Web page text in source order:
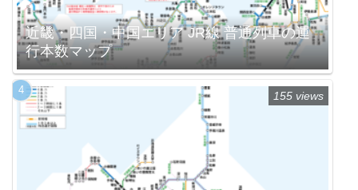
近畿・四国・中国エリア JR線 普通列車の運
行本数マップ
155 views